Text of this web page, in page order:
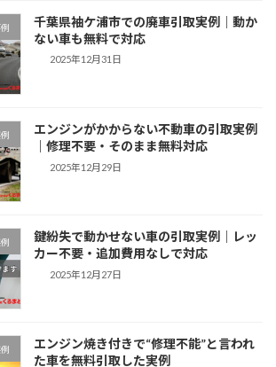
千葉県袖ケ浦市での廃車引取実例｜動か
ない車も無料で対応
2025年12月31日
エンジンがかからない不動車の引取実例
｜修理不要・そのまま無料対応
2025年12月29日
鍵紛失で動かせない車の引取実例｜レッ
カー不要・追加費用なしで対応
2025年12月27日
エンジン焼き付きで“修理不能”と言われ
た車を無料引取した実例